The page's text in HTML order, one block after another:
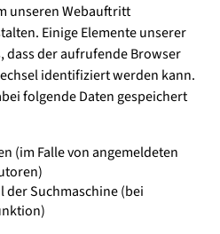
unseren Webauftritt
Einige Elemente unserer
dass der aufrufende Browser
identifiziert werden kann.
folgende Daten gespeichert
(im Falle von angemeldeten
der Suchmaschine (bei